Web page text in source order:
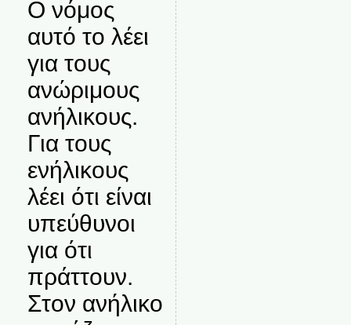
Ο νόμος
αυτό το λέει
για τους
ανώριμους
ανήλικους.
Για τους
ενήλικους
λέει ότι είναι
υπεύθυνοι
για ότι
πράττουν.
Στον ανήλικο